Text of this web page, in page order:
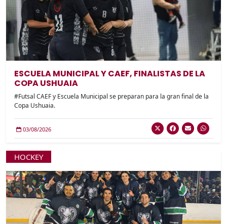
ESCUELA MUNICIPAL Y CAEF, FINALISTAS DE LA
COPA USHUAIA
#Futsal CAEF y Escuela Municipal se preparan para la gran final de la
Copa Ushuaia.
03/08/2026
HOCKEY